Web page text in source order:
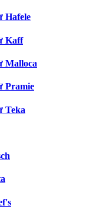
Hafele
Kaff
Malloca
Pramie
Teka